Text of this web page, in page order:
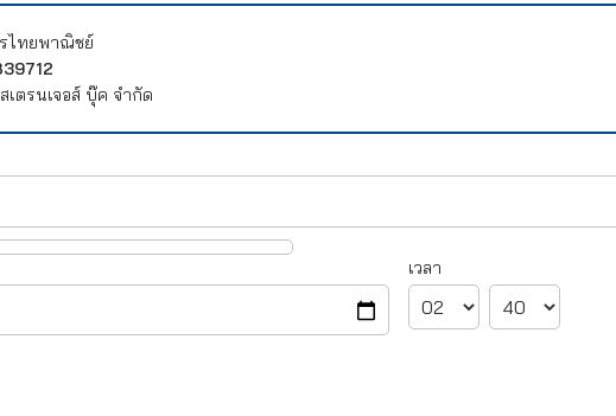
ไทยพาณิชย์
ตรนเจอส์ บุ๊ค จำกัด
เวลา